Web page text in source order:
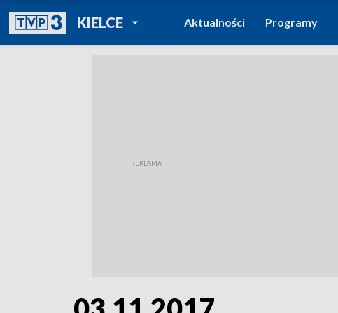
KIELCEPOWRÓT DO
TVP REGIONY
Aktualności Programy